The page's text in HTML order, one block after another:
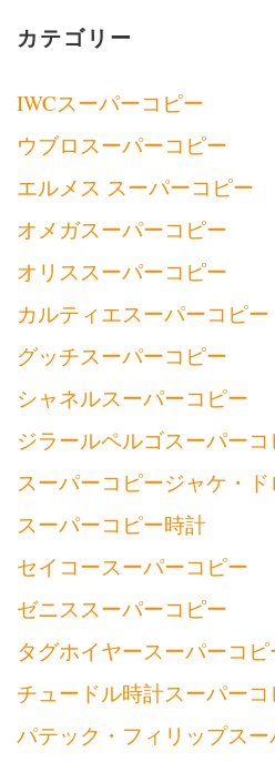
カテゴリー
IWCスーパーコピー
ウブロスーパーコピー
エルメス スーパーコピー
オメガスーパーコピー
オリススーパーコピー
カルティエスーパーコピー
グッチスーパーコピー
シャネルスーパーコピー
ジラールペルゴスーパーコ
スーパーコピージャケ・ド
スーパーコピー時計
セイコースーパーコピー
ゼニススーパーコピー
タグホイヤースーパーコピ
チュードル時計スーパーコ
パテック・フィリップス